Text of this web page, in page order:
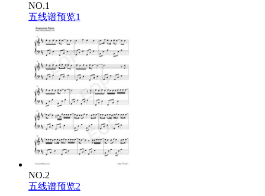
NO.1
五线谱预览1
NO.2
五线谱预览2